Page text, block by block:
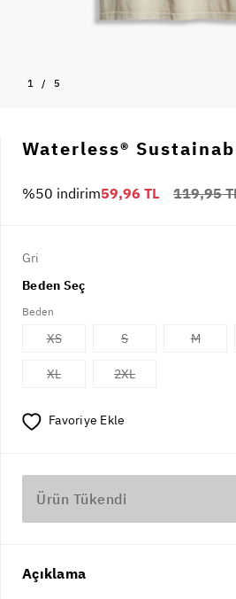
1 / 5
Waterless®
119,95
%50 indirim59,96 TL
Gri
Beden Seç
Beden
XS S M
XL 2XL
Favoriye Ekle
Ürün Tükendi
Açıklama